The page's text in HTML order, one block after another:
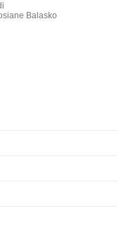
Balasko